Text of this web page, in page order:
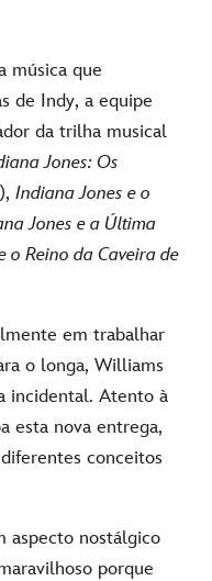
música que
de Indy, a equipe
da trilha musical
Jones: Os
Indiana Jones e o
Jones e a Última
o Reino da Caveira de
em trabalhar
o longa, Williams
incidental. Atento à
esta nova entrega,
conceitos
aspecto nostálgico
porque